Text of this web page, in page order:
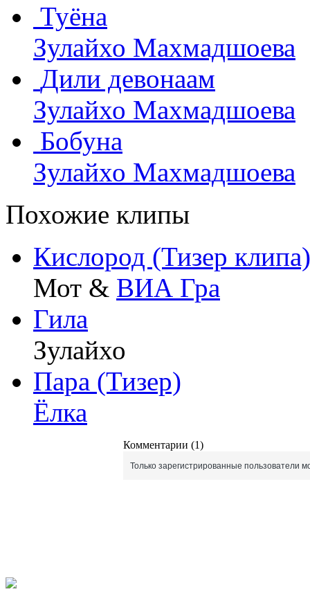
Туёна
Зулайхо Махмадшоева
Дили девонаам
Зулайхо Махмадшоева
Бобуна
Зулайхо Махмадшоева
Похожие клипы
Кислород (Тизер клипа)
Мот & ВИА Гра
Гила
Зулайхо
Пара (Тизер)
Ёлка
Комментарии (1)
Только зарегистрированные пользователи